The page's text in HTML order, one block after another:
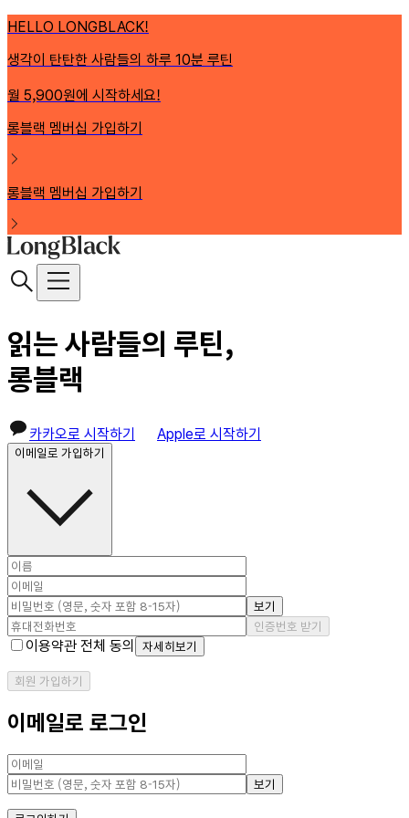
HELLO LONGBLACK!
생각이 탄탄한 사람들의 하루 10분 루틴
월 5,900원에 시작하세요!
롱블랙 멤버십 가입하기
롱블랙 멤버십 가입하기
읽는 사람들의 루틴,
롱블랙
카카오로 시작하기 Apple로 시작하기
이메일로 가입하기
보기
인증번호 받기
이용약관 전체 동의 자세히보기
회원 가입하기
이메일로 로그인
보기